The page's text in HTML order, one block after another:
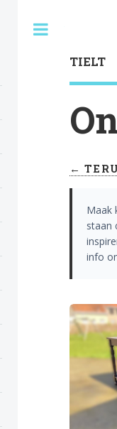
TIELT
←
Maak
staan
info